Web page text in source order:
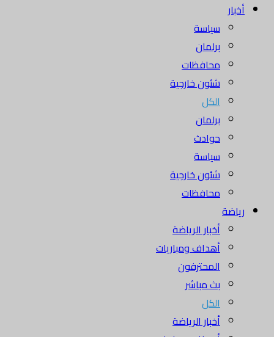
أخبار
سياسة
برلمان
محافظات
شئون خارجية
الكل
برلمان
حوادث
سياسة
شئون خارجية
محافظات
رياضة
أخبار الرياضة
أهداف ومباريات
المحترفون
بث مباشر
الكل
أخبار الرياضة